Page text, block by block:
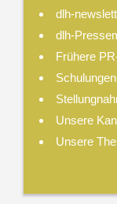
dlh-
dlh-
Frühere
Schulungen
Unsere
Unsere